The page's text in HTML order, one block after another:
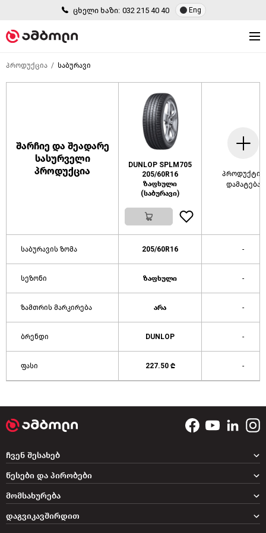
ცხელი ხაზი: 032 215 40 40 Eng
პროდუქცია საბურავი
შარჩიე და შეადარე
სასურველი
პროდუქცია
DUNLOP SPLM705
205/60R16
ზაფხული
(საბურავი)
პროდუქტის
დამატება
საბურავის ზომა 205/60R16 -
სეზონი ზაფხული -
ზამთრის მარკირება არა -
ბრენდი DUNLOP -
ფასი 227.50 ₾ -
დაგვიკავშირდით
ჩვენ შესახებ
წესები და პირობები
მომსახურება